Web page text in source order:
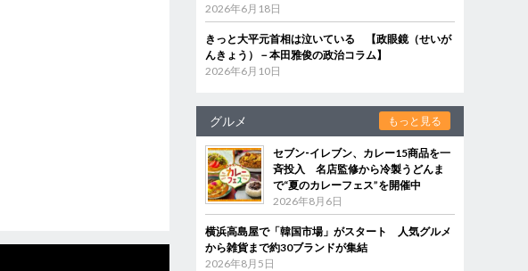
2026年6月18日
きっと大平元首相は泣いている 【政眼鏡（せいが
んきょう）－本田雅俊の政治コラム】
2026年6月10日
グルメ もっと見る
セブン‐イレブン、カレー15商品を一
斉投入 名店監修から冷製うどんま
で“夏のカレーフェス”を開催中
2026年8月6日
横浜高島屋で「韓国市場」がスタート 人気グルメ
から雑貨まで約30ブランドが集結
2026年8月5日